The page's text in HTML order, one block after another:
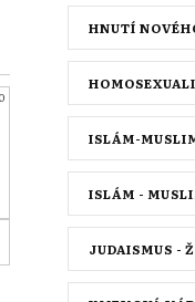
HNUTÍ
ISLÁM-
ISLÁM -
JUDAISMUS -